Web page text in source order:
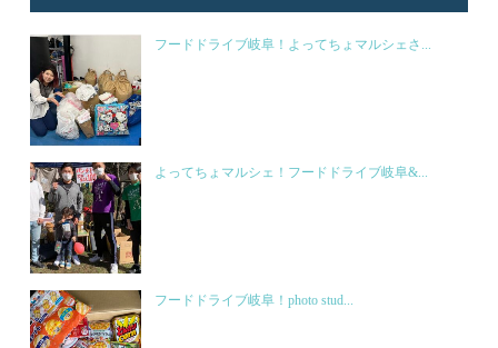
フードドライブ岐阜！よってちょマルシェさ...
よってちょマルシェ！フードドライブ岐阜&...
フードドライブ岐阜！photo stud...